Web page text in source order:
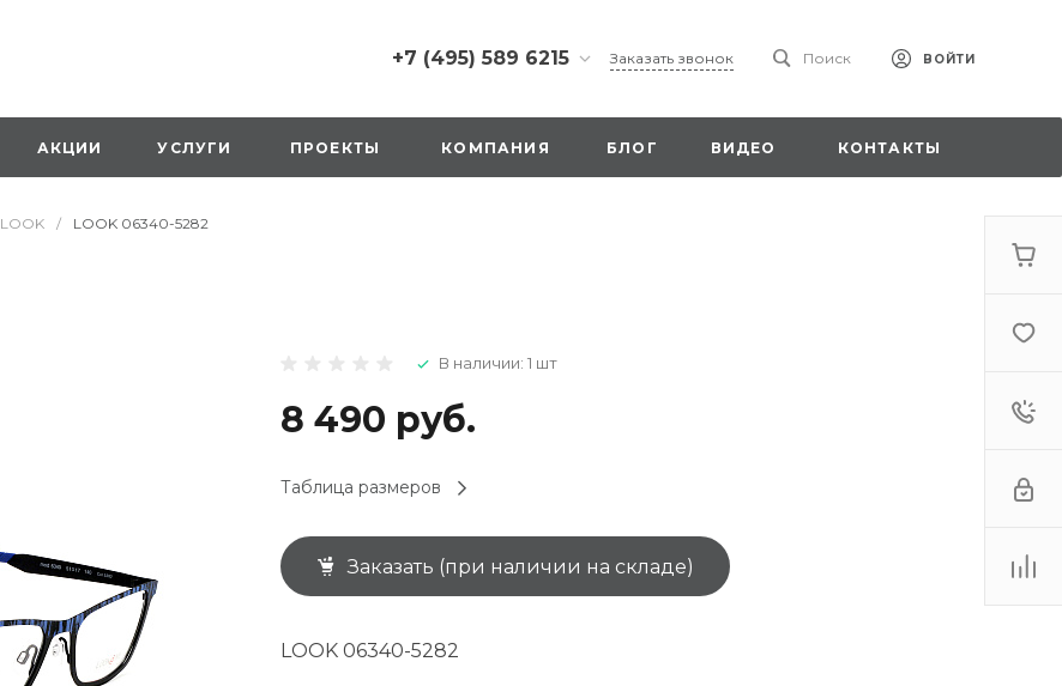
+7 (495) 589 6215
+7 (495) 589 6215
г. Москва, Русаковская
ул., д.1, вход с улицы со
стороны ТТК
г. Москва,
оранжевая вывеска
напротив «Перекрестка»
на 1 этаже
1 мая: 10:00-19:00
+7 (926) 092 4274
г. Королёв, пр-т
(0-9)
Заказать звонок Поиск ВОЙТИ
АКЦИИ УСЛУГИ ПРОЕКТЫ КОМПАНИЯ БЛОГ ВИДЕО КОНТАКТЫ
LOOK / LOOK 06340-5282
В наличии: 1 шт
8 490 руб.
Таблица размеров
Заказать (при наличии на складе)
LOOK 06340-5282